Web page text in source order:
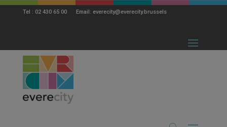
Tel : 02 430 65 00 Email: everecity@everecity.brussels
modal-check